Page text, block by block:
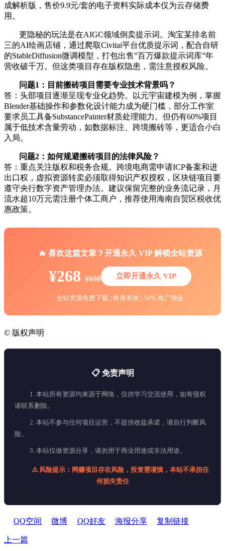
成解析版，售价9.9元/套的电子资料实际成本仅为云存储费
用。
更隐秘的玩法是在AIGC领域倒卖提示词。淘宝某排名前
三的AI绘画店铺，通过爬取Civitai平台优质提示词，配合自研
的StableDiffusion微调模型，打包出售”百万爆款提示词库”年
营收破千万。但这类项目存在版权隐患，需注意授权风险。
问题1：目前搬砖项目需要专业技术背景吗？
答：头部项目逐渐呈现专业化趋势。以元宇宙建模为例，掌握
Blender基础操作和参数化设计能力成为硬门槛，部分工作室
要求员工具备SubstancePainter材质处理能力。但仍有60%项目
属于低技术含量劳动，如数据标注、跨境搬砖等，更适合小白
入局。
问题2：如何规避搬砖项目的法律风险？
答：重点关注版权和税务合规。跨境电商需申请ICP备案和进
出口权，虚拟资源转卖必须取得知识产权授权，区块链项目要
遵守央行数字资产管理办法。建议保留完整的业务流记录，月
流水超10万元需注册个体工商户，推荐使用海南自贸区税收优
惠政策。
🔥 喜欢这篇文章？开通永久 VIP 解锁全站资源
¥268 ¥698 立即开通永久 VIP
全站资源免费下载 | 终身有效 | 50% 推广佣金
© 版权声明
📋 免责声明
1. 本站所有资源均来源于网络，仅供学习交流使用，如有侵权
请联系删除。
2. 本站不参与任何项目运营，不提供收益承诺，请自行判断风
险。
3. 本站仅做资源分享，请勿用于商业用途或非法用途。
⚠️ 风险提示：网赚项目存在风险，投资需谨慎，本站不承担任
何损失责任
QQ空间 微博 QQ好友 海报分享 复制链接
上一篇